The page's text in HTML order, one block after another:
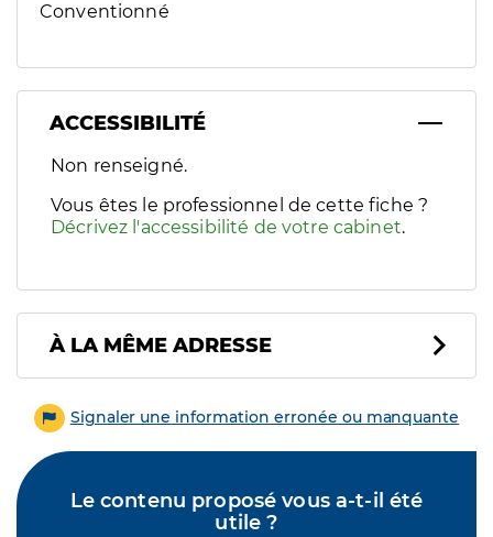
Conventionné
ACCESSIBILITÉ
Filtres
Sélectionnez un ou plusieurs handicaps/besoins
Non renseigné.
Vous êtes le professionnel de cette fiche ?
Décrivez l'accessibilité de votre cabinet.
À LA MÊME ADRESSE
Signaler une information erronée ou manquante
Le contenu proposé vous a-t-il été
utile ?